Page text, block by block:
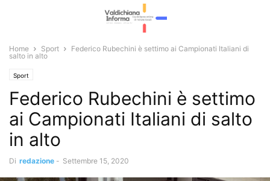
Home Sport
Federico Rubechini è settimo ai Campionati Italiani di
salto in alto
Sport
Federico Rubechini è settimo
ai Campionati Italiani di salto
in alto
Di redazione - Settembre 15, 2020